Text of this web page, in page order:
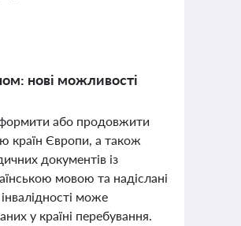
нові можливості
або продовжити
країн Європи, а також
документів із
мовою та надіслані
може
у країні перебування.